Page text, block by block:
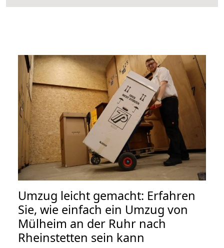
Umzug leicht gemacht: Erfahren
Sie, wie einfach ein Umzug von
Mülheim an der Ruhr nach
Rheinstetten sein kann